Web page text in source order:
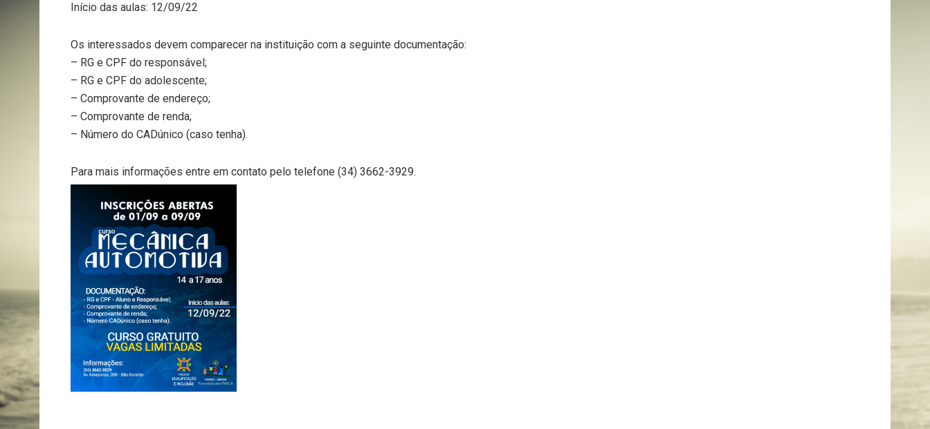
Início das aulas: 12/09/22
Os interessados devem comparecer na instituição com a seguinte documentação:
– RG e CPF do responsável;
– RG e CPF do adolescente;
– Comprovante de endereço;
– Comprovante de renda;
– Número do CADúnico (caso tenha).
Para mais informações entre em contato pelo telefone (34) 3662-3929.